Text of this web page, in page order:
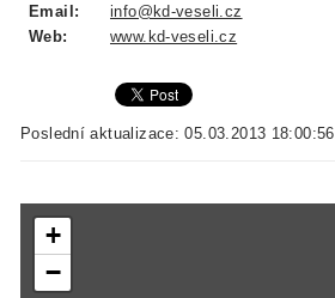
Email:
info@kd-veseli.cz
Web:
www.kd-veseli.cz
Poslední aktualizace: 05.03.2013 18:00:56
+
−